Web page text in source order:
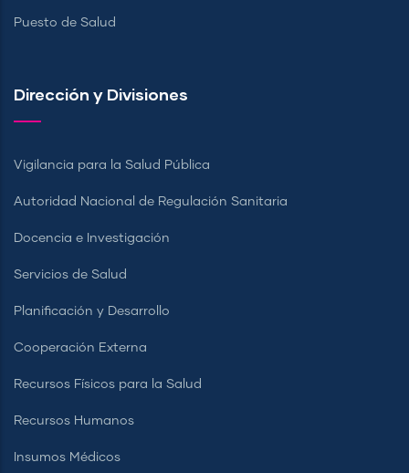
Puesto de Salud
Dirección y Divisiones
Vigilancia para la Salud Pública
Autoridad Nacional de Regulación Sanitaria
Docencia e Investigación
Servicios de Salud
Planificación y Desarrollo
Cooperación Externa
Recursos Físicos para la Salud
Recursos Humanos
Insumos Médicos